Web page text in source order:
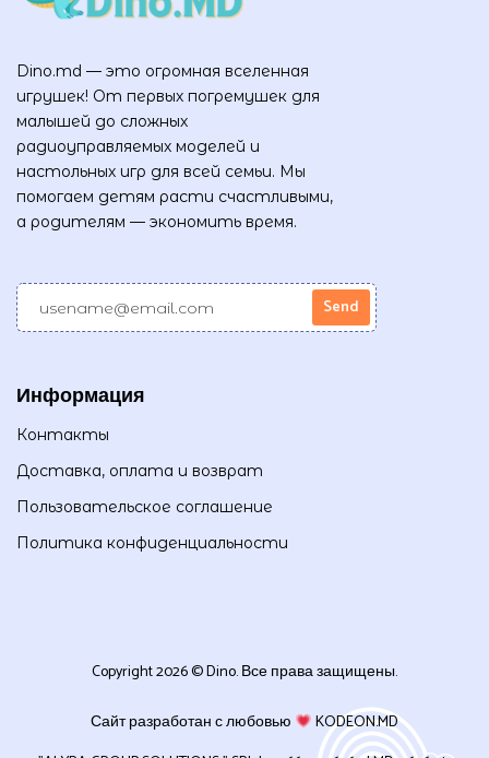
Dino.md — это огромная вселенная
игрушек! От первых погремушек для
малышей до сложных
радиоуправляемых моделей и
настольных игр для всей семьи. Мы
помогаем детям расти счастливыми,
а родителям — экономить время.
Информация
Контакты
Доставка, оплата и возврат
Пользовательское соглашение
Политика конфиденциальности
Copyright 2026 © Dino. Все права защищены.
Сайт разработан с любовью
KODEON.MD